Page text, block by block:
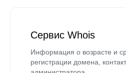
Сервис Whois
Информация о возрасте и
регистрации домена,